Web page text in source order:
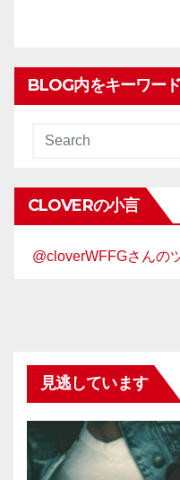
BLOG内をキーワー
CLOVERの小言
@cloverWFFGさんの
見逃しています